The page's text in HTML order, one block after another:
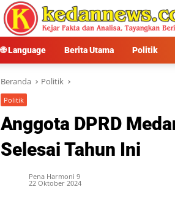
🌐 Language Berita Utama Politik
Beranda Politik
Politik
Anggota DPRD
Selesai Tahun Ini
Pena Harmoni 9
22 Oktober 2024